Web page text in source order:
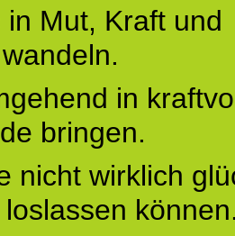
in Mut, Kraft und
in
bringen.
nicht wirklich